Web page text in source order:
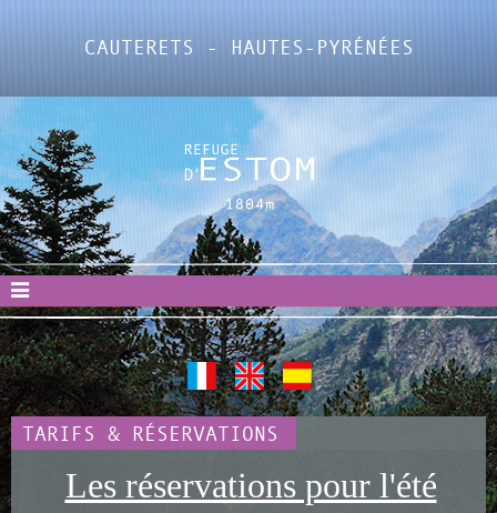
CAUTERETS - HAUTES-PYRÉNÉES
TARIFS & RÉSERVATIONS
Les réservations pour l'été